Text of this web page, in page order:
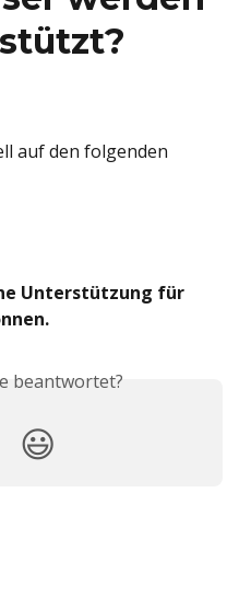
auf den folgenden
Unterstützung für
beantwortet?
😃